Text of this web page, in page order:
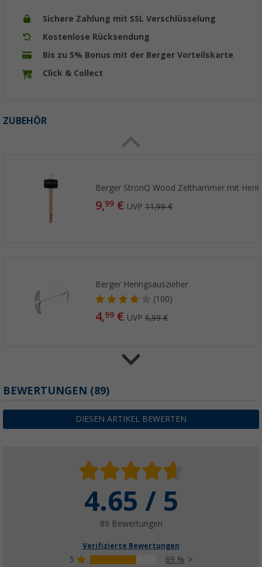
Sichere Zahlung mit SSL Verschlüsselung
Kostenlose Rücksendung
Bis zu 5% Bonus mit der Berger Vorteilskarte
Click & Collect
ZUBEHÖR
Berger StronQ Wood Zelthammer mit
9,99 € UVP11,99 €
Berger Heringsauszieher
(100)
4,99 € UVP6,99 €
Berger Zeltheringe mit Abspannleine und
27,99€UVP29,99 €
Berger Reflektierende Spannleine, 4er-Pack
(46)
9,99€UVP11,99 €
BEWERTUNGEN (89)
DIESEN ARTIKEL BEWERTEN
4.65 / 5
89 Bewertungen
Verifizierte Bewertungen
5
69 %